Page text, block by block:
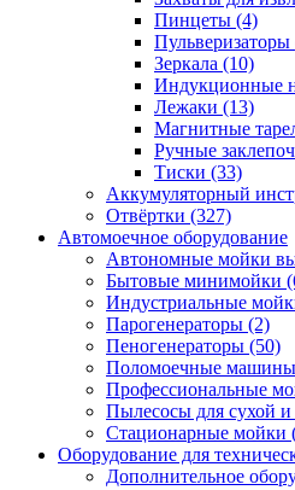
Пинцеты (4)
Пульверизаторы
Зеркала (10)
Индукционные
Лежаки (13)
Магнитные
Ручные
Тиски (33)
Аккумуляторный
Отвёртки (327)
Автомоечное оборудование
Автономные мойки
Бытовые минимойки
Индустриальные
Парогенераторы (2)
Пеногенераторы (50)
Поломоечные машины
Профессиональные
Пылесосы для сухой
Стационарные мойки
Оборудование для
Дополнительное